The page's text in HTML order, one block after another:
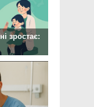
зростає: